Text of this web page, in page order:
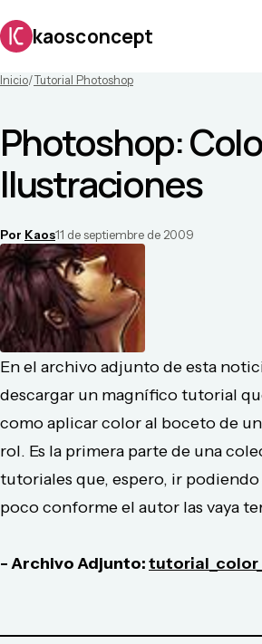
kaosconcept
Inicio/Tutorial Photoshop
Photoshop:
Ilustraciones
Por Kaos11 de septiembre de 2009
En el archivo adjunto de esta
descargar un magnífico tutorial
como aplicar color al boceto de
rol. Es la primera parte de una
tutoriales que, espero, ir
poco conforme el autor las vaya
- Archivo Adjunto: